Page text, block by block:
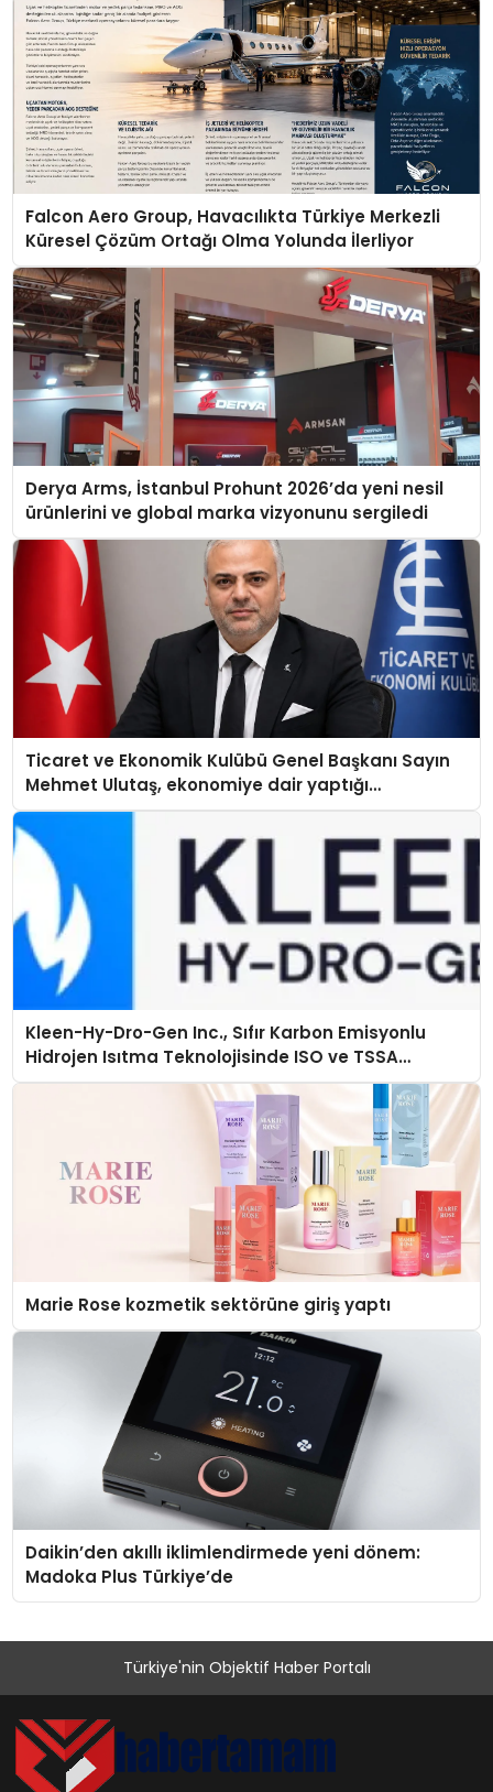
Falcon Aero Group, Havacılıkta Türkiye Merkezli
Küresel Çözüm Ortağı Olma Yolunda İlerliyor
Derya Arms, İstanbul Prohunt 2026’da yeni nesil
ürünlerini ve global marka vizyonunu sergiledi
Ticaret ve Ekonomik Kulübü Genel Başkanı Sayın
Mehmet Ulutaş, ekonomiye dair yaptığı
açıklamada şunları kaydetti:
Kleen-Hy-Dro-Gen Inc., Sıfır Karbon Emisyonlu
Hidrojen Isıtma Teknolojisinde ISO ve TSSA
Düzenleyici Onaylarını Aldı
Marie Rose kozmetik sektörüne giriş yaptı
Daikin’den akıllı iklimlendirmede yeni dönem:
Madoka Plus Türkiye’de
Türkiye'nin Objektif Haber Portalı